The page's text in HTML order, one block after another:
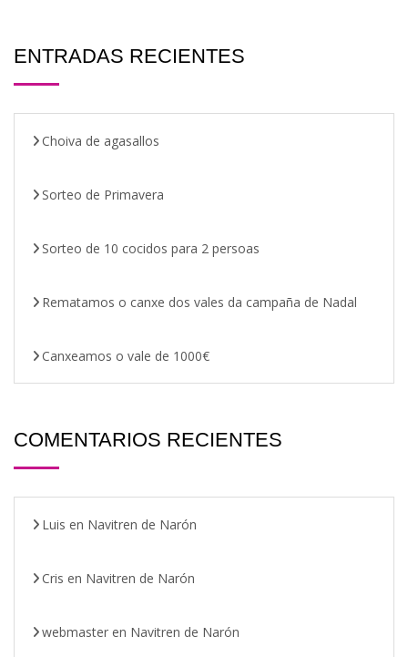
ENTRADAS RECIENTES
Choiva de agasallos
Sorteo de Primavera
Sorteo de 10 cocidos para 2 persoas
Rematamos o canxe dos vales da campaña de Nadal
Canxeamos o vale de 1000€
COMENTARIOS RECIENTES
Luis en Navitren de Narón
Cris en Navitren de Narón
webmaster en Navitren de Narón